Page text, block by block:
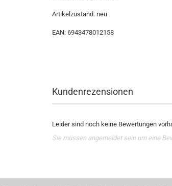
Artikelzustand: neu
EAN: 6943478012158
Kundenrezensionen
Leider sind noch keine Bewertungen
Sie müssen angemeldet sein um eine